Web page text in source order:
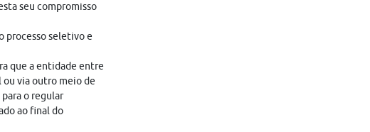
seu compromisso
processo seletivo e
que a entidade entre
via outro meio de
o regular
ao final do